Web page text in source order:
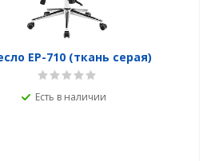
EP-710 (ткань серая)
Есть в наличии